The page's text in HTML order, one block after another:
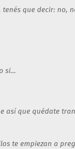
que decir: no,
si…
así que quédate
te empiezan a